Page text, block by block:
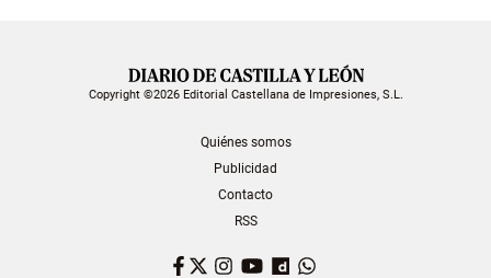
Copyright ©2026 Editorial Castellana de Impresiones, S.L.
Quiénes somos
Publicidad
Contacto
RSS
Facebook
TwitterInstagram
YouTubeDailymotion